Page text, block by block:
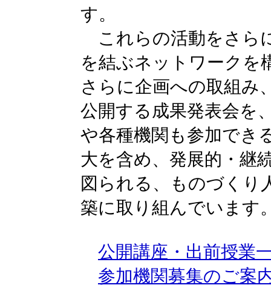
す。
これらの活動をさら
を結ぶネットワークを
さらに企画への取組み
公開する成果発表会を
や各種機関も参加でき
大を含め、発展的・継
図られる、ものづくり
築に取り組んでいます
公開講座・出前授業
参加機関募集のご案